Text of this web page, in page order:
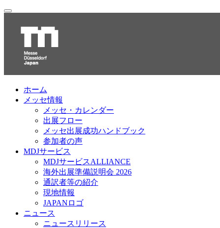
ホーム
メッセ情報
メッセ・カレンダー
出展フロー
メッセ出展成功ハンドブック
参加者の声
MDJサービス
MDJサービスALLIANCE
海外出展準備説明会 2026
通訳者等の紹介
現地情報
JAPANロゴ
ニュース
ニュースリリース